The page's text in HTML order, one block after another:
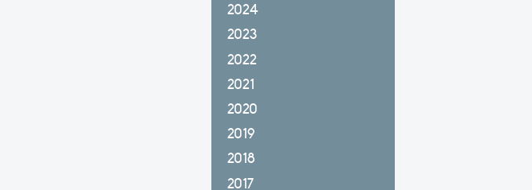
2024
2023
2022
2021
2020
2019
2018
2017